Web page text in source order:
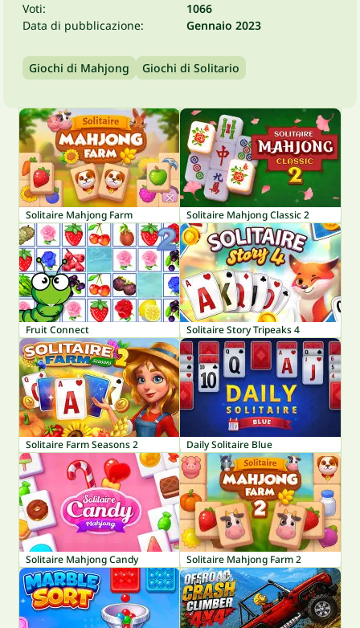
Voti:
1066
Data di pubblicazione:
Gennaio 2023
Giochi di Mahjong Giochi di Solitario
Solitaire Mahjong Farm Solitaire Mahjong Classic 2
Fruit Connect Solitaire Story Tripeaks 4
Solitaire Farm Seasons 2 Daily Solitaire Blue
Solitaire Mahjong Candy Solitaire Mahjong Farm 2